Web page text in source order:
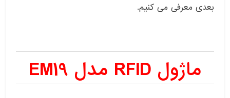
بعدی معرفی می کنیم.
ماژول RFID مدل EM19